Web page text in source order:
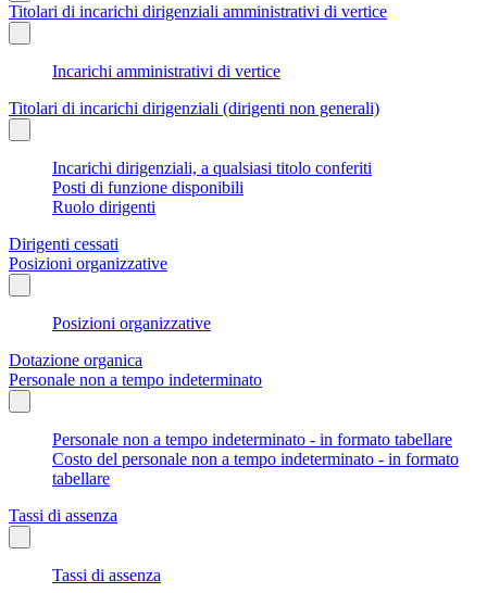
Titolari di incarichi dirigenziali amministrativi di vertice
Incarichi amministrativi di vertice
Titolari di incarichi dirigenziali (dirigenti non generali)
Incarichi dirigenziali, a qualsiasi titolo conferiti
Posti di funzione disponibili
Ruolo dirigenti
Dirigenti cessati
Posizioni organizzative
Posizioni organizzative
Dotazione organica
Personale non a tempo indeterminato
Personale non a tempo indeterminato - in formato tabellare
Costo del personale non a tempo indeterminato - in formato
tabellare
Tassi di assenza
Tassi di assenza